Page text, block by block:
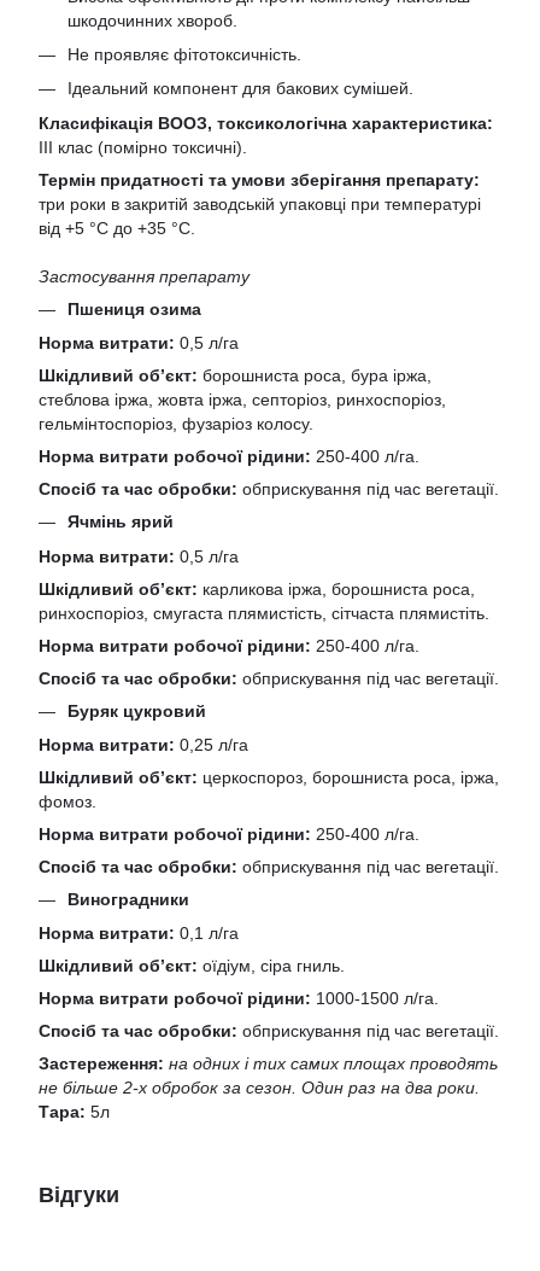
шкодочинних хвороб.
Не проявляє фітотоксичність.
Ідеальний компонент для бакових сумішей.
Класифікація ВООЗ, токсикологічна характеристика:
ІІІ клас (помірно токсичні).
Термін придатності та умови зберігання препарату:
три роки в закритій заводській упаковці при температурі
від +5 °С до +35 °С.
Застосування препарату
Пшениця озима
Норма витрати: 0,5 л/га
Шкідливий об’єкт: борошниста роса, бура іржа,
стеблова іржа, жовта іржа, септоріоз, ринхоспоріоз,
гельмінтоспоріоз, фузаріоз колосу.
Норма витрати робочої рідини: 250-400 л/га.
Спосіб та час обробки: обприскування під час вегетації.
Ячмінь ярий
Норма витрати: 0,5 л/га
Шкідливий об’єкт: карликова іржа, борошниста роса,
ринхоспоріоз, смугаста плямистість, сітчаста плямистіть.
Норма витрати робочої рідини: 250-400 л/га.
Спосіб та час обробки: обприскування під час вегетації.
Буряк цукровий
Норма витрати: 0,25 л/га
Шкідливий об’єкт: церкоспороз, борошниста роса, іржа,
фомоз.
Норма витрати робочої рідини: 250-400 л/га.
Спосіб та час обробки: обприскування під час вегетації.
Виноградники
Норма витрати: 0,1 л/га
Шкідливий об’єкт: оїдіум, сіра гниль.
Норма витрати робочої рідини: 1000-1500 л/га.
Спосіб та час обробки: обприскування під час вегетації.
Застереження: на одних і тих самих площах проводять
не більше 2-х обробок за сезон. Один раз на два роки.
Тара: 5л
Відгуки